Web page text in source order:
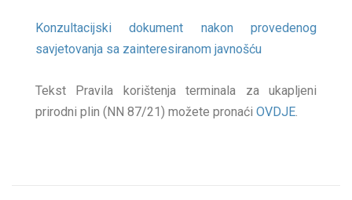
Konzultacijski dokument nakon provedenog
savjetovanja sa zainteresiranom javnošću
Tekst Pravila korištenja terminala za ukapljeni
prirodni plin (NN 87/21) možete pronaći OVDJE.